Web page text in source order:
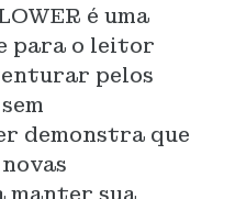
é uma
para o leitor
pelos
demonstra que